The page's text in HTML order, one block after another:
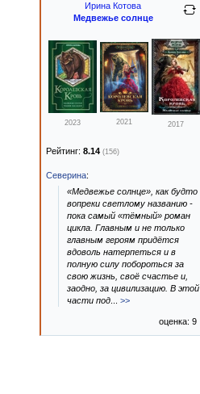
Ирина Котова
Медвежье солнце
2023 2021 2017
Рейтинг: 8.14 (156)
Северина:
«Медвежье солнце», как будто
вопреки светлому названию -
пока самый «тёмный» роман
цикла. Главным и не только
главным героям придётся
вдоволь натерпеться и в
полную силу побороться за
свою жизнь, своё счастье и,
заодно, за цивилизацию. В этой
части под
>>
оценка: 9